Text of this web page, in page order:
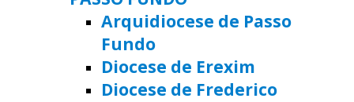
Arquidiocese de Passo
Fundo
Diocese de Erexim
Diocese de Frederico